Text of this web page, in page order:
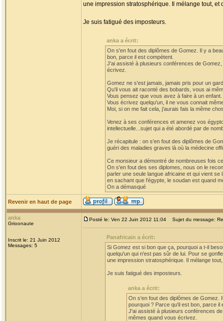
une impression stratosphérique. Il mélange tout,
Je suis fatigué des imposteurs.
anka a écrit:
On s'en fout des diplômes de Gomez. Il y a
bon, parce il est compétent.
J'ai assisté à plusieurs conférences de
écrivez.
Gomez ne s'est jamais, jamais pris pour un
Qu'il vous ait raconté des bobards, vous ai
Vous pensez que vous avez à faire à un enfant.
Vous écrivez quelqu'un, il ne vous connait
Moi, si on me fait cela, j'aurais fais la même
Venez à ses conférences et amenez vos
intellectuelle...sujet qui a été abordé par de
Je récapitule : on s'en fout des diplômes de
guéri des maladies graves là où la médecine
Ce monsieur a démontré de nombreuses fois
On s'en fout des ses diplomes, nous on le
parler une seule langue africaine et qui vient
en sachant que l'égypte, le soudan est quand
On a démasqué
Revenir en haut de page
anka
Grioonaute
Inscrit le: 21 Juin 2012
Messages: 5
Posté le: Ven 22 Juin 2012 11:04 Sujet du message:
Panafricain a écrit:
Si Gomez est si bon que ça, pourquoi a t-il
quelqu'un qui n'est pas sûr de lui. Pour se
une impression stratosphérique. Il mélange
Je suis fatigué des imposteurs.
anka a écrit:
On s'en fout des diplômes de Gomez.
pourquoi ? Parce qu'il est bon, parce il
J'ai assisté à plusieurs conférences
mêmes quand vous écrivez.